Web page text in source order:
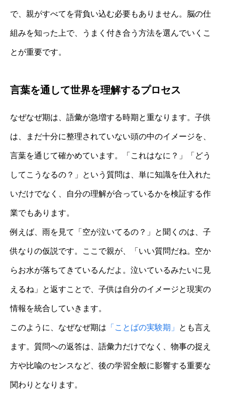
で、親がすべてを背負い込む必要もありません。脳の仕
組みを知った上で、うまく付き合う方法を選んでいくこ
とが重要です。
言葉を通して世界を理解するプロセス
なぜなぜ期は、語彙が急増する時期と重なります。子供
は、まだ十分に整理されていない頭の中のイメージを、
言葉を通じて確かめています。「これはなに？」「どう
してこうなるの？」という質問は、単に知識を仕入れた
いだけでなく、自分の理解が合っているかを検証する作
業でもあります。
例えば、雨を見て「空が泣いてるの？」と聞くのは、子
供なりの仮説です。ここで親が、「いい質問だね。空か
らお水が落ちてきているんだよ。泣いているみたいに見
えるね」と返すことで、子供は自分のイメージと現実の
情報を統合していきます。
このように、なぜなぜ期は 「ことばの実験期」 とも言え
ます。質問への返答は、語彙力だけでなく、物事の捉え
方や比喩のセンスなど、後の学習全般に影響する重要な
関わりとなります。